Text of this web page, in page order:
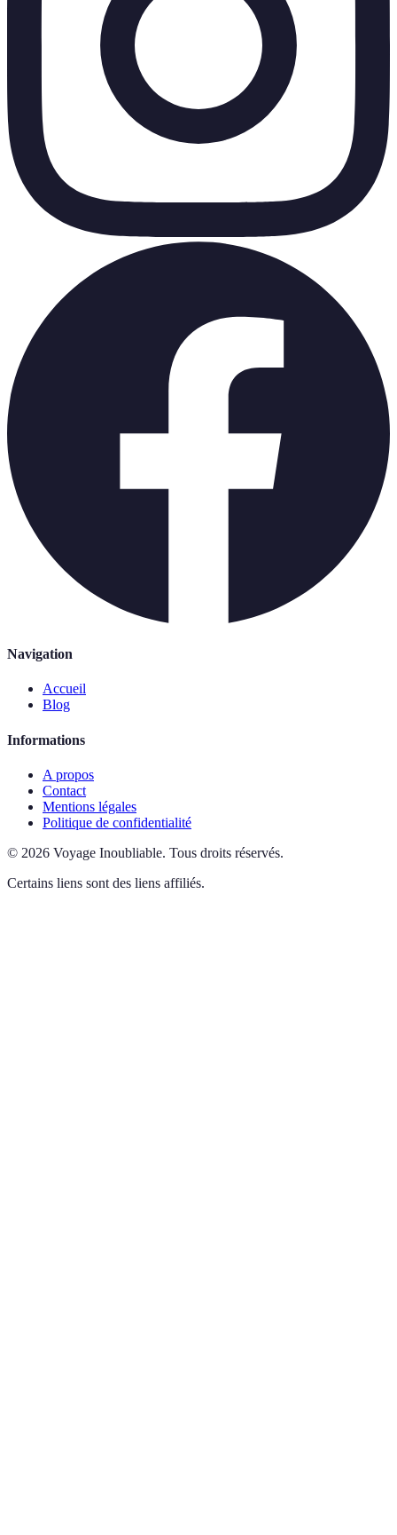
Navigation
Accueil
Blog
Informations
A propos
Contact
Mentions légales
Politique de confidentialité
© 2026 Voyage Inoubliable. Tous droits réservés.
Certains liens sont des liens affiliés.